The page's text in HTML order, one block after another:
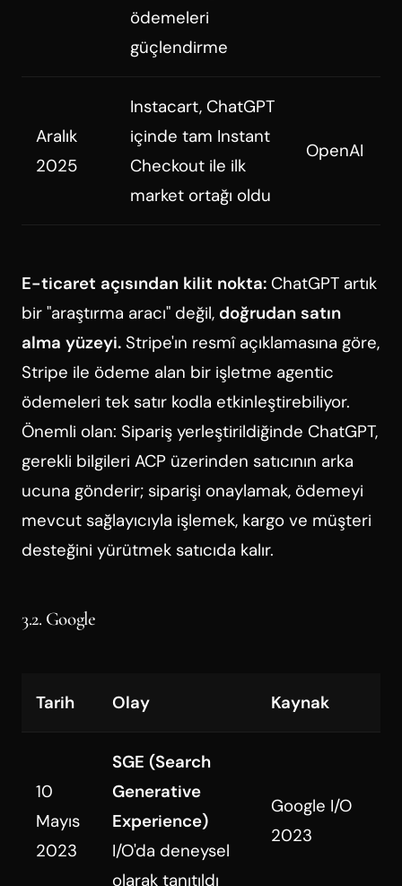
ödemeleri
güçlendirme
Aralık
2025
Instacart, ChatGPT
içinde tam Instant
Checkout ile ilk
market ortağı oldu
OpenAI
E-ticaret açısından kilit nokta: ChatGPT artık
bir "araştırma aracı" değil, doğrudan satın
alma yüzeyi. Stripe'ın resmî açıklamasına göre,
Stripe ile ödeme alan bir işletme agentic
ödemeleri tek satır kodla etkinleştirebiliyor.
Önemli olan: Sipariş yerleştirildiğinde ChatGPT,
gerekli bilgileri ACP üzerinden satıcının arka
ucuna gönderir; siparişi onaylamak, ödemeyi
mevcut sağlayıcıyla işlemek, kargo ve müşteri
desteğini yürütmek satıcıda kalır.
3.2. Google
Tarih Olay Kaynak
10
Mayıs
2023
SGE (Search
Generative
Experience)
I/O'da deneysel
olarak tanıtıldı
Google I/O
2023